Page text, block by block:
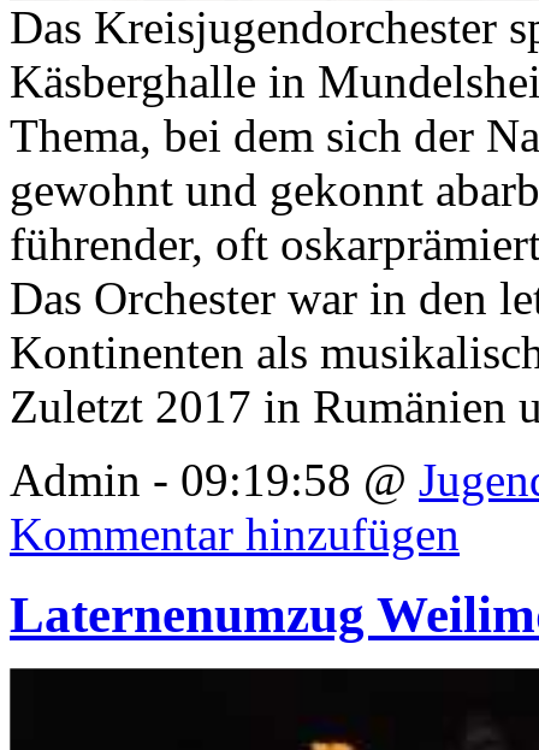
Das Kreisjugendorchester
Käsberghalle in
Thema, bei dem sich der
gewohnt und gekonnt
führender, oft
Das Orchester war in den
Kontinenten als
Zuletzt 2017 in Rumänien
Admin - 09:19:58 @
Kommentar hinzufügen
Laternenumzug